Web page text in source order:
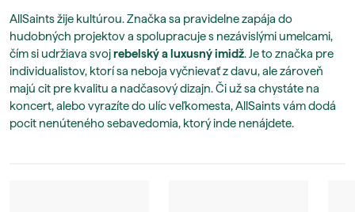
AllSaints žije kultúrou. Značka sa pravidelne zapája do
hudobných projektov a spolupracuje s nezávislými umelcami,
čím si udržiava svojrebelský a luxusný imidž. Je to značka pre
individualistov, ktorí sa neboja vyčnievať z davu, ale zároveň
majú cit pre kvalitu a nadčasový dizajn. Či už sa chystáte na
koncert, alebo vyrazíte do ulíc veľkomesta, AllSaints vám dodá
pocit nenúteného sebavedomia, ktorý inde nenájdete.